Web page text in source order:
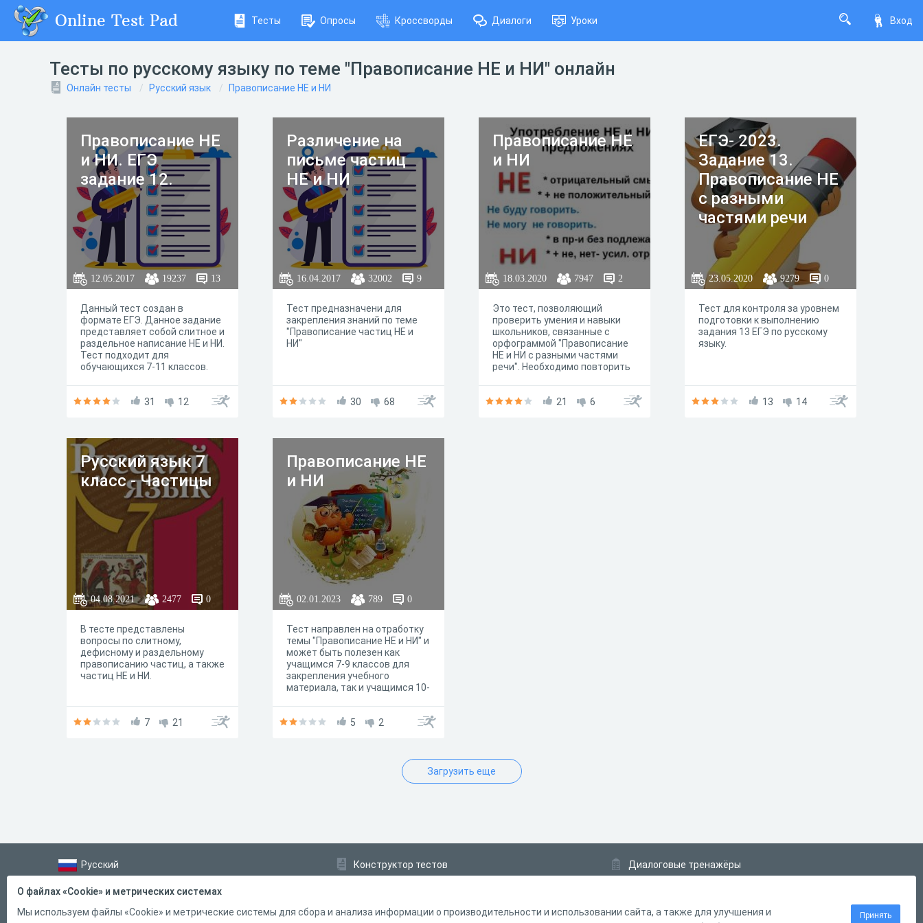
Вход
Online Test Pad Тесты Опросы Кроссворды Диалоги Уроки
Тесты по русскому языку по теме "Правописание НЕ и НИ" онлайн
Онлайн тесты Русский язык Правописание НЕ и НИ
Правописание НЕ
и НИ. ЕГЭ
задание 12.
12.05.2017 19237 13
Данный тест создан в
формате ЕГЭ. Данное задание
представляет собой слитное и
раздельное написание НЕ и НИ.
Тест подходит для
обучающихся 7-11 классов.
31 12
Различение на
письме частиц
НЕ и НИ
16.04.2017 32002 9
Тест предназначени для
закрепления знаний по теме
"Правописание частиц НЕ и
НИ"
30 68
Правописание НЕ
и НИ
18.03.2020 7947 2
Это тест, позволяющий
проверить умения и навыки
школьников, связанные с
орфограммой "Правописание
НЕ и НИ с разными частями
речи". Необходимо повторить
самые сложные случаи,
21 6
ЕГЭ- 2023.
Задание 13.
Правописание НЕ
с разными
частями речи
23.05.2020 9279 0
Тест для контроля за уровнем
подготовки к выполнению
задания 13 ЕГЭ по русскому
языку.
13 14
Русский язык 7
класс - Частицы
04.08.2021 2477 0
В тесте представлены
вопросы по слитному,
дефисному и раздельному
правописанию частиц, а также
частиц НЕ и НИ.
7 21
Правописание НЕ
и НИ
02.01.2023 789 0
Тест направлен на отработку
темы "Правописание НЕ и НИ" и
может быть полезен как
учащимся 7-9 классов для
закрепления учебного
материала, так и учащимся 10-
5
2
Загрузить еще
Русский
Справка
Форма обратной связи
Конструктор тестов
Конструктор кроссвордов
Диалоговые тренажёры
Система Дистанционного Обучения
О файлах «Cookie» и метрических системах
Мы используем файлы «Cookie» и метрические системы для сбора и анализа информации о производительности и использовании сайта, а также для улучшения и
Принять